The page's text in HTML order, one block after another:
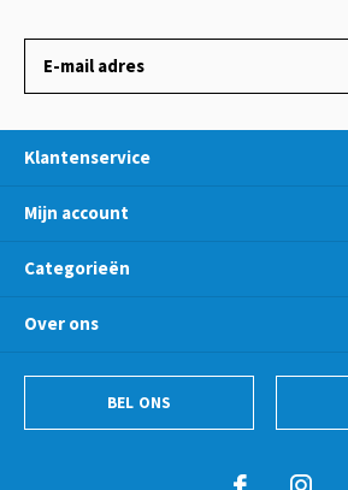
Klantenservice
Mijn account
Categorieën
Over ons
BEL ONS